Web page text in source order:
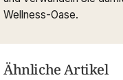
Wellness-Oase.
Ähnliche Artikel